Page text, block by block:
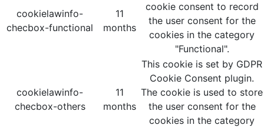
cookielawinfo-
checbox-functional
11
months
cookie consent to record
the user consent for the
cookies in the category
"Functional".
cookielawinfo-
checbox-others
11
months
This cookie is set by GDPR
Cookie Consent plugin.
The cookie is used to store
the user consent for the
cookies in the category